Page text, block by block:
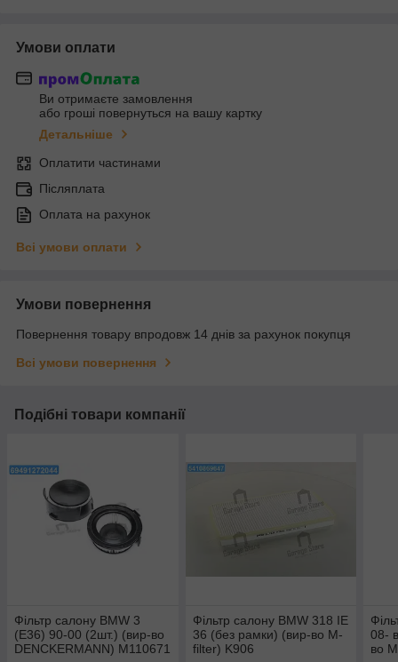
Умови оплати
Ви отримаєте замовлення
або гроші повернуться на вашу картку
Детальніше
Оплатити частинами
Післяплата
Оплата на рахунок
Всі умови оплати
Умови повернення
Повернення товару впродовж 14 днів за рахунок покупця
Всі умови повернення
Подібні товари компанії
Фільтр салону BMW 3
(E36) 90-00 (2шт.) (вир-во
DENCKERMANN) M110671
Фільтр салону BMW 318 IE
36 (без рамки) (вир-во M-
filter) K906
08-
во